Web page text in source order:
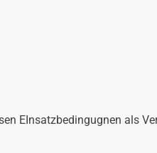
EInsatzbedingugnen als